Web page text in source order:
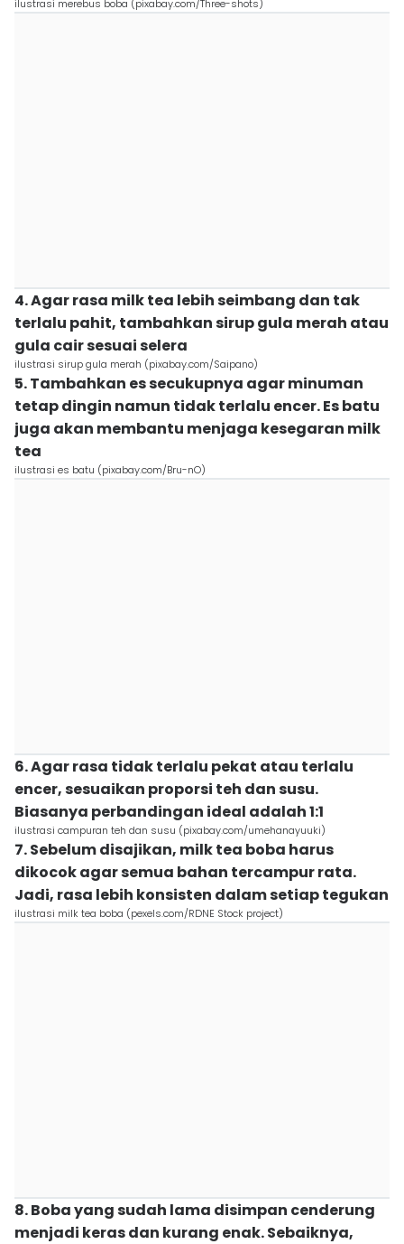
ilustrasi merebus boba (pixabay.com/Three-shots)
4. Agar rasa milk tea lebih seimbang dan tak
terlalu pahit, tambahkan sirup gula merah atau
gula cair sesuai selera
ilustrasi sirup gula merah (pixabay.com/Saipano)
5. Tambahkan es secukupnya agar minuman
tetap dingin namun tidak terlalu encer. Es batu
juga akan membantu menjaga kesegaran milk
tea
ilustrasi es batu (pixabay.com/Bru-nO)
6. Agar rasa tidak terlalu pekat atau terlalu
encer, sesuaikan proporsi teh dan susu.
Biasanya perbandingan ideal adalah 1:1
ilustrasi campuran teh dan susu (pixabay.com/umehanayuuki)
7. Sebelum disajikan, milk tea boba harus
dikocok agar semua bahan tercampur rata.
Jadi, rasa lebih konsisten dalam setiap tegukan
ilustrasi milk tea boba (pexels.com/RDNE Stock project)
8. Boba yang sudah lama disimpan cenderung
menjadi keras dan kurang enak. Sebaiknya,